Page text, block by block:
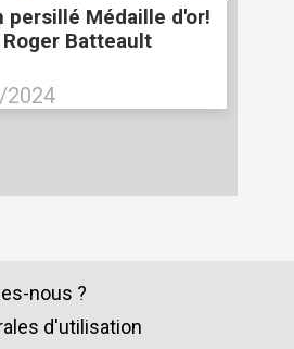
persillé Médaille d'or!
Batteault
nous ?
d'utilisation